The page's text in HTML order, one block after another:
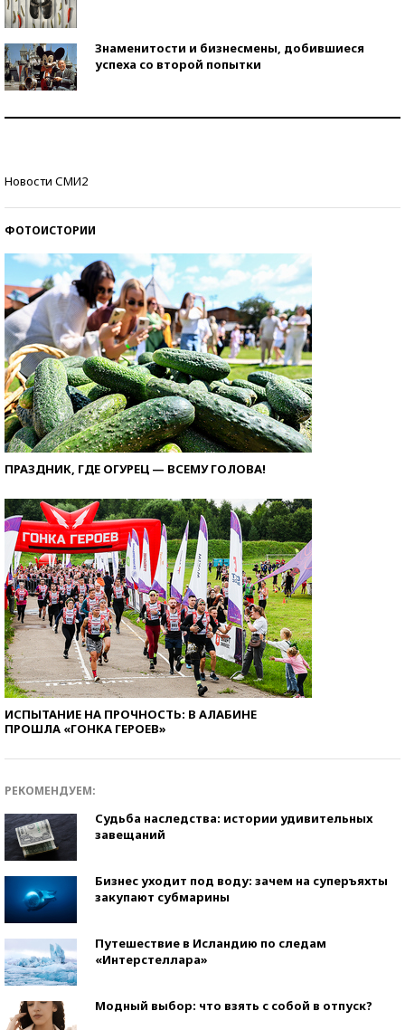
Знаменитости и бизнесмены, добившиеся
успеха со второй попытки
Новости СМИ2
ФОТОИСТОРИИ
ПРАЗДНИК, ГДЕ ОГУРЕЦ — ВСЕМУ ГОЛОВА!
ИСПЫТАНИЕ НА ПРОЧНОСТЬ: В АЛАБИНЕ
ПРОШЛА «ГОНКА ГЕРОЕВ»
РЕКОМЕНДУЕМ:
Судьба наследства: истории удивительных
завещаний
Бизнес уходит под воду: зачем на суперъяхты
закупают субмарины
Путешествие в Исландию по следам
«Интерстеллара»
Модный выбор: что взять с собой в отпуск?